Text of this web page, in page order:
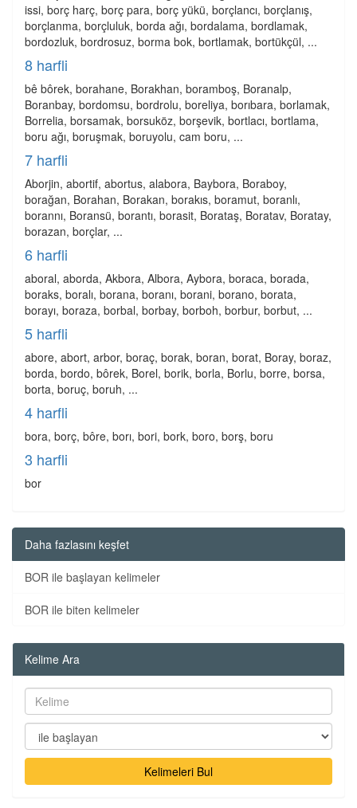
issi, borç harç, borç para, borç yükü, borçlancı, borçlanış,
borçlanma, borçluluk, borda ağı, bordalama, bordlamak,
bordozluk, bordrosuz, borma bok, bortlamak, bortükçül, ...
8 harfli
bê bôrek, borahane, Borakhan, boramboş, Boranalp,
Boranbay, bordomsu, bordrolu, boreliya, borıbara, borlamak,
Borrelia, borsamak, borsuköz, borşevik, bortlacı, bortlama,
boru ağı, boruşmak, boruyolu, cam boru, ...
7 harfli
Aborjin, abortif, abortus, alabora, Baybora, Boraboy,
borağan, Borahan, Borakan, borakıs, boramut, boranlı,
borannı, Boransü, borantı, borasit, Borataş, Boratav, Boratay,
borazan, borçlar, ...
6 harfli
aboral, aborda, Akbora, Albora, Aybora, boraca, borada,
boraks, boralı, borana, boranı, borani, borano, borata,
borayı, boraza, borbal, borbay, borboh, borbur, borbut, ...
5 harfli
abore, abort, arbor, boraç, borak, boran, borat, Boray, boraz,
borda, bordo, bôrek, Borel, borik, borla, Borlu, borre, borsa,
borta, boruç, boruh, ...
4 harfli
bora, borç, bôre, borı, bori, bork, boro, borş, boru
3 harfli
bor
Daha fazlasını keşfet
BOR ile başlayan kelimeler
BOR ile biten kelimeler
Kelime Ara
Kelimeleri Bul